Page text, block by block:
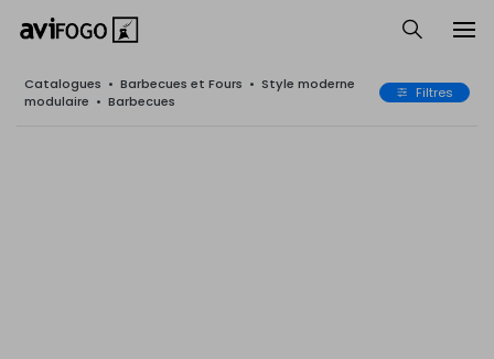
Catalogues • Barbecues et Fours • Style moderne
modulaire • Barbecues Filtres